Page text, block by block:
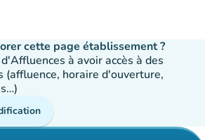
cette page établissement ?
à avoir accès à des
(affluence, horaire d'ouverture,